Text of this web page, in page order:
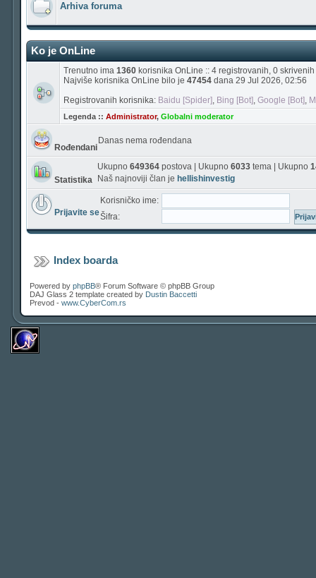
Arhiva foruma
Ko je OnLine
Trenutno ima 1360 korisnika OnLine :: 4 registrovanih, 0
Najviše korisnika OnLine bilo je 47454 dana 29 Jul 2026, 02:56
Registrovanih korisnika: Baidu [Spider], Bing [Bot], Google [Bot],
Legenda :: Administrator, Globalni moderator
Rođendani
Danas nema rođendana
Statistika
Ukupno 649364 postova | Ukupno 6033 tema | Ukupno
Naš najnoviji član je hellishinvestig
Prijavite se
Korisničko ime:
Šifra:
Index boarda
Powered by phpBB® Forum Software © phpBB Group
DAJ Glass 2 template created by Dustin Baccetti
Prevod - www.CyberCom.rs